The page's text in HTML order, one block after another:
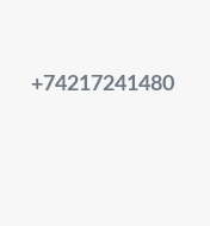
+74217241480